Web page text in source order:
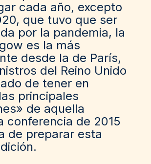
cada año, excepto
que tuvo que ser
por la pandemia, la
es la más
desde la de París,
del Reino Unido
de tener en
principales
de aquella
conferencia de 2015
de preparar esta